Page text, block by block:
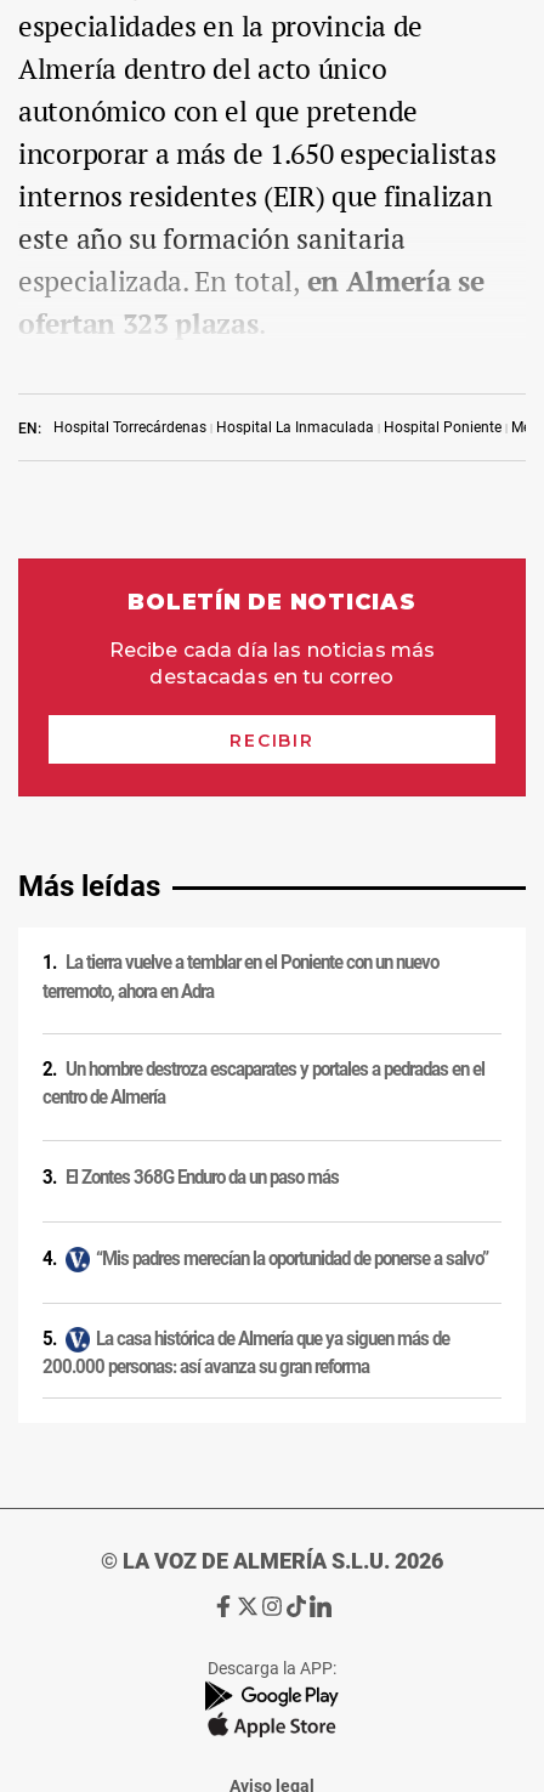
EN: Hospital Torrecárdenas Hospital La Inmaculada Hospital Poniente
especialidades en la provincia de
Almería dentro del acto único
autonómico con el que pretende
incorporar a más de 1.650 especialistas
internos residentes (EIR) que finalizan
este año su formación sanitaria
especializada. En total, en Almería se
ofertan 323 plazas.
Más leídas
La tierra vuelve a temblar en el Poniente con un nuevo
terremoto, ahora en Adra
Un hombre destroza escaparates y portales a pedradas en el
centro de Almería
El Zontes 368G Enduro da un paso más
“Mis padres merecían la oportunidad de ponerse a salvo”
La casa histórica de Almería que ya siguen más de
200.000 personas: así avanza su gran reforma
© LA VOZ DE ALMERÍA S.L.U. 2026
Ir
de
La
Voz
Almería
Ir
de
La
Voz
Almería
Ir
de
La
Voz
Almería
Ir
de
La
Voz
Almería
Ir
de
La
Voz
Descarga la APP:
Aviso legal